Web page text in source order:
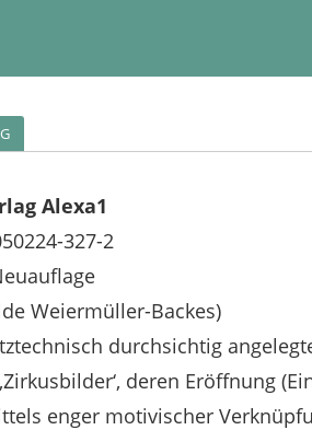
Alexa1
327-2
Weiermüller-Backes)
durchsichtig
deren Eröffnung
enger motivischer